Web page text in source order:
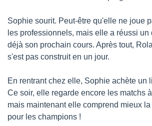
Sophie sourit. Peut-être qu'elle ne joue
les professionnels, mais elle a réussi
déjà son prochain cours. Après tout,
s'est pas construit en un jour.
En rentrant chez elle, Sophie achète un
Ce soir, elle regarde encore les matchs
mais maintenant elle comprend mieux
pour les champions !